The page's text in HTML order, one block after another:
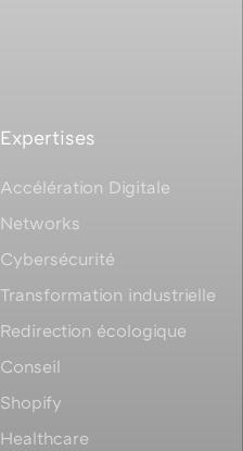
Expertises
Accélération Digitale
Networks
Cybersécurité
Transformation industrielle
Redirection écologique
Conseil
Shopify
Healthcare